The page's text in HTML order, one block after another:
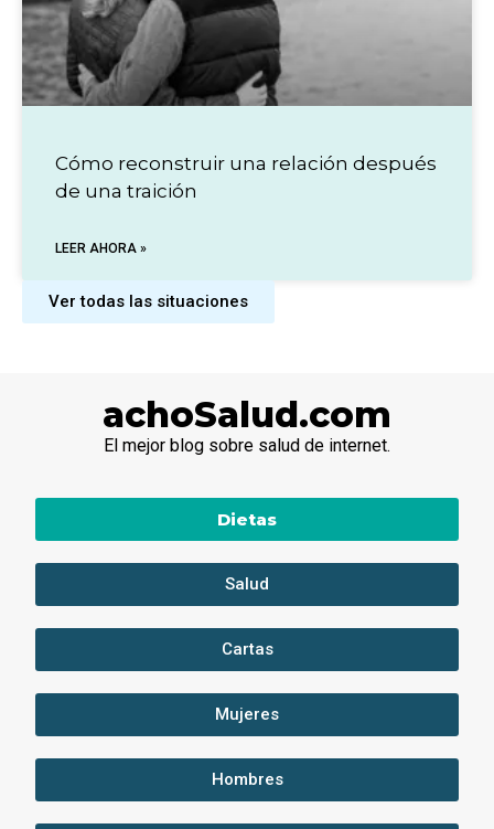
Cómo reconstruir una relación después
de una traición
LEER AHORA »
Ver todas las situaciones
achoSalud.com
El mejor blog sobre salud de internet.
Salud
Cartas
Mujeres
Hombres
Dietas